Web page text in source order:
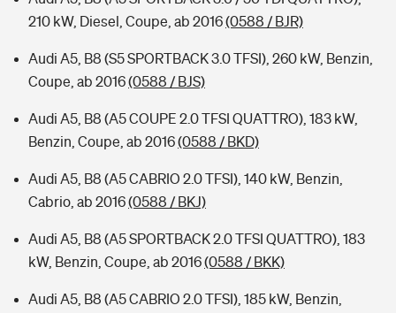
210 kW, Diesel, Coupe, ab 2016(0588 / BJR)
Audi A5, B8 (S5 SPORTBACK 3.0 TFSI), 260 kW, Benzin,
Coupe, ab 2016(0588 / BJS)
Audi A5, B8 (A5 COUPE 2.0 TFSI QUATTRO), 183 kW,
Benzin, Coupe, ab 2016(0588 / BKD)
Audi A5, B8 (A5 CABRIO 2.0 TFSI), 140 kW, Benzin,
Cabrio, ab 2016(0588 / BKJ)
Audi A5, B8 (A5 SPORTBACK 2.0 TFSI QUATTRO), 183
kW, Benzin, Coupe, ab 2016(0588 / BKK)
Audi A5, B8 (A5 CABRIO 2.0 TFSI), 185 kW, Benzin,